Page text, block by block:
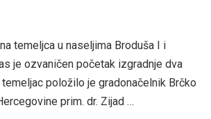
temeljca u naseljima Broduša I i
je ozvaničen početak izgradnje dva
položilo je gradonačelnik Brčko
prim. dr. Zijad …